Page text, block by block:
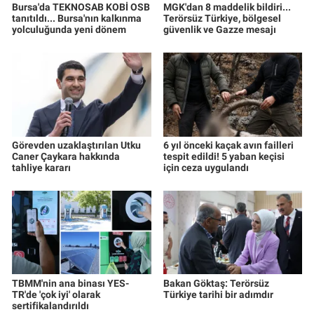
Bursa'da TEKNOSAB KOBİ OSB
tanıtıldı... Bursa'nın kalkınma
yolculuğunda yeni dönem
MGK'dan 8 maddelik bildiri...
Terörsüz Türkiye, bölgesel
güvenlik ve Gazze mesajı
Görevden uzaklaştırılan Utku
Caner Çaykara hakkında
tahliye kararı
6 yıl önceki kaçak avın failleri
tespit edildi! 5 yaban keçisi
için ceza uygulandı
TBMM'nin ana binası YES-
TR'de 'çok iyi' olarak
sertifikalandırıldı
Bakan Göktaş: Terörsüz
Türkiye tarihi bir adımdır